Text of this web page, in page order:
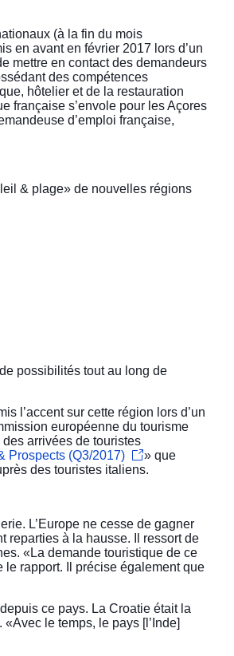
(à la fin du mois
en avant en février 2017 lors d’un
mettre en contact des demandeurs
des compétences
hôtelier et de la restauration
française s’envole pour les Açores
d’emploi française,
& plage» de nouvelles régions
possibilités tout au long de
l’accent sur cette région lors d’un
européenne du tourisme
arrivées de touristes
Prospects (Q3/2017)
» que
des touristes italiens.
L’Europe ne cesse de gagner
reparties à la hausse. Il ressort de
«La demande touristique de ce
rapport. Il précise également que
ce pays. La Croatie était la
le temps, le pays [l’Inde]